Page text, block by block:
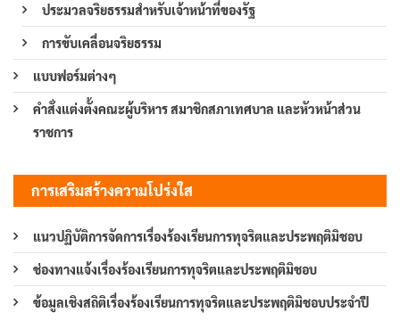
ประมวลจริยธรรมสำหรับเจ้าหน้าที่ของรัฐ
การขับเคลื่อนจริยธรรม
แบบฟอร์มต่างๆ
คำสั่งแต่งตั้งคณะผู้บริหาร สมาชิกสภาเทศบาล และหัวหน้าส่วน
ราชการ
การเสริมสร้างความโปร่งใส
แนวปฏิบัติการจัดการเรื่องร้องเรียนการทุจริตและประพฤติมิชอบ
ช่องทางแจ้งเรื่องร้องเรียนการทุจริตและประพฤติมิชอบ
ข้อมูลเชิงสถิติเรื่องร้องเรียนการทุจริตและประพฤติมิชอบประจำปี